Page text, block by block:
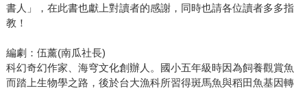
書人」，在此書也獻上對讀者的感謝，同時也請各位讀者多多指
教！
編劇：伍薰(南瓜社長)
科幻奇幻作家、海穹文化創辦人。國小五年級時因為飼養觀賞魚
而踏上生物學之路，後於台大漁科所習得斑馬魚與稻田魚基因轉